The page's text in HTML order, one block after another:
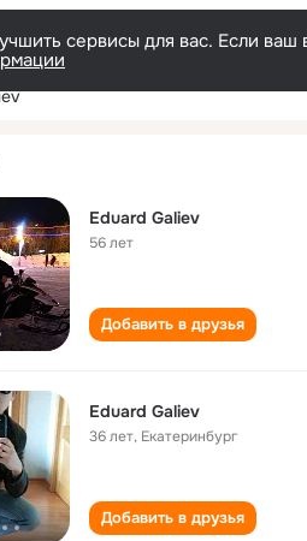
сервисы для вас. Если
Eduard Galiev
56 лет
Добавить в друзья
Eduard Galiev
36 лет, Екатеринбург
Добавить в друзья